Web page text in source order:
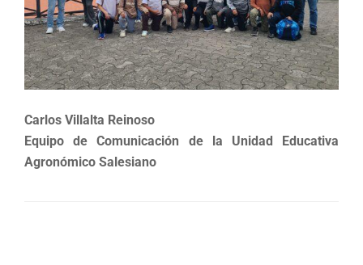
Carlos Villalta Reinoso
Equipo de Comunicación de la Unidad Educativa
Agronómico Salesiano